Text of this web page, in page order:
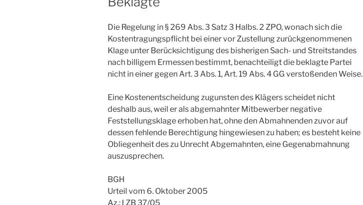
Die Regelung in § 269 Abs. 3 Satz 3 Halbs. 2 ZPO, wonach sich die
Kostentragungspflicht bei einer vor Zustellung zurückgenommenen
Klage unter Berücksichtigung des bisherigen Sach- und Streitstandes
nach billigem Ermessen bestimmt, benachteiligt die beklagte Partei
nicht in einer gegen Art. 3 Abs. 1, Art. 19 Abs. 4 GG verstoßenden Weise.
Eine Kostenentscheidung zugunsten des Klägers scheidet nicht
deshalb aus, weil er als abgemahnter Mitbewerber negative
Feststellungsklage erhoben hat, ohne den Abmahnenden zuvor auf
dessen fehlende Berechtigung hingewiesen zu haben; es besteht keine
Obliegenheit des zu Unrecht Abgemahnten, eine Gegenabmahnung
auszusprechen.
BGH
Urteil vom 6. Oktober 2005
Az.: I ZB 37/05